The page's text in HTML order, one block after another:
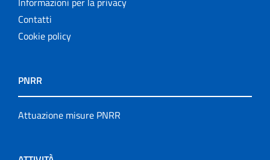
Contatti
Cookie policy
PNRR
Attuazione misure PNRR